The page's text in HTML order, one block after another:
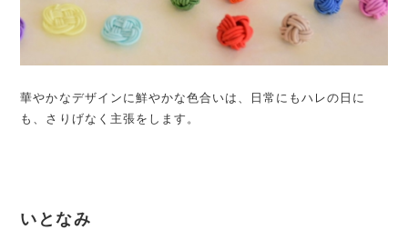
華やかなデザインに鮮やかな色合いは、日常にもハレの日に
も、さりげなく主張をします。
いとなみ